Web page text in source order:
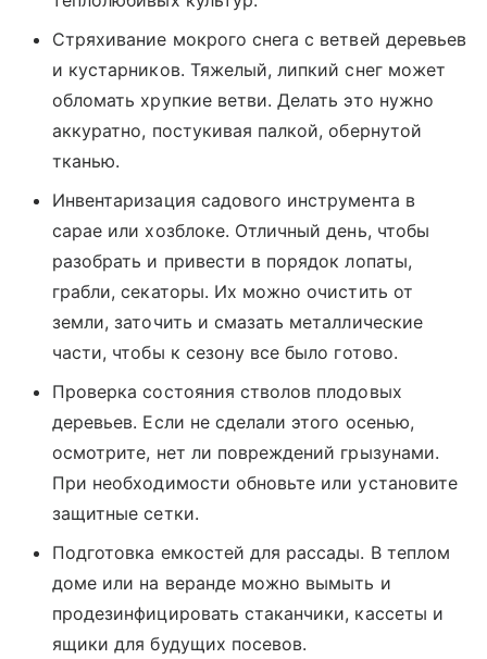
Стряхивание мокрого снега с ветвей деревьев
и кустарников. Тяжелый, липкий снег может
обломать хрупкие ветви. Делать это нужно
аккуратно, постукивая палкой, обернутой
тканью.
Инвентаризация садового инструмента в
сарае или хозблоке. Отличный день, чтобы
разобрать и привести в порядок лопаты,
грабли, секаторы. Их можно очистить от
земли, заточить и смазать металлические
части, чтобы к сезону все было готово.
Проверка состояния стволов плодовых
деревьев. Если не сделали этого осенью,
осмотрите, нет ли повреждений грызунами.
При необходимости обновьте или установите
защитные сетки.
Подготовка емкостей для рассады. В теплом
доме или на веранде можно вымыть и
продезинфицировать стаканчики, кассеты и
ящики для будущих посевов.